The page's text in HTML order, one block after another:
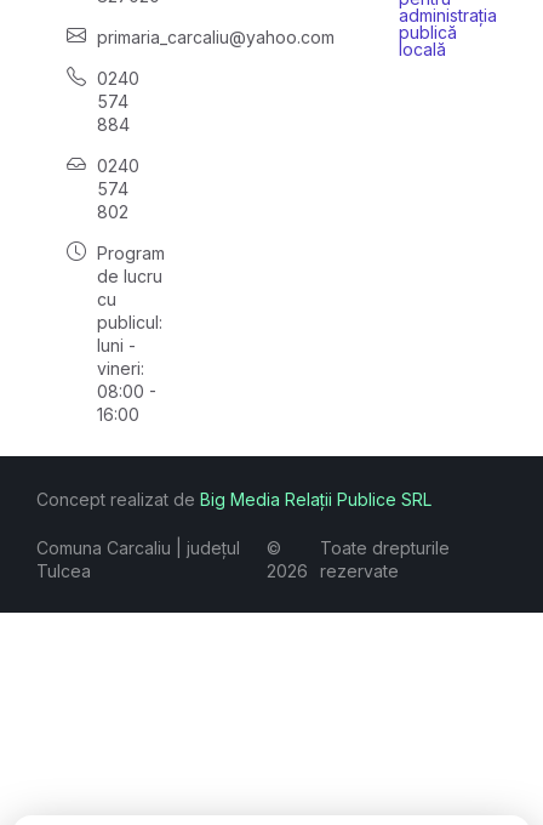
primaria_carcaliu@yahoo.com
0240
574
884
0240
574
802
Program
de lucru
cu
publicul:
luni -
vineri:
08:00 -
16:00
administrația
publică
locală
Comuna Carcaliu | județul
Tulcea
©
2026
Toate drepturile
rezervate
Concept realizat de Big Media Relații Publice SRL